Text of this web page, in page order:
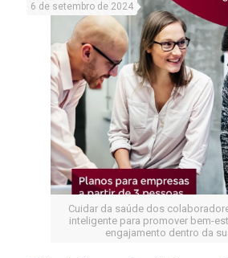
Cuidar da saúde dos
inteligente para promover bem-
engajamento dentro da
6 de setembro de 2024